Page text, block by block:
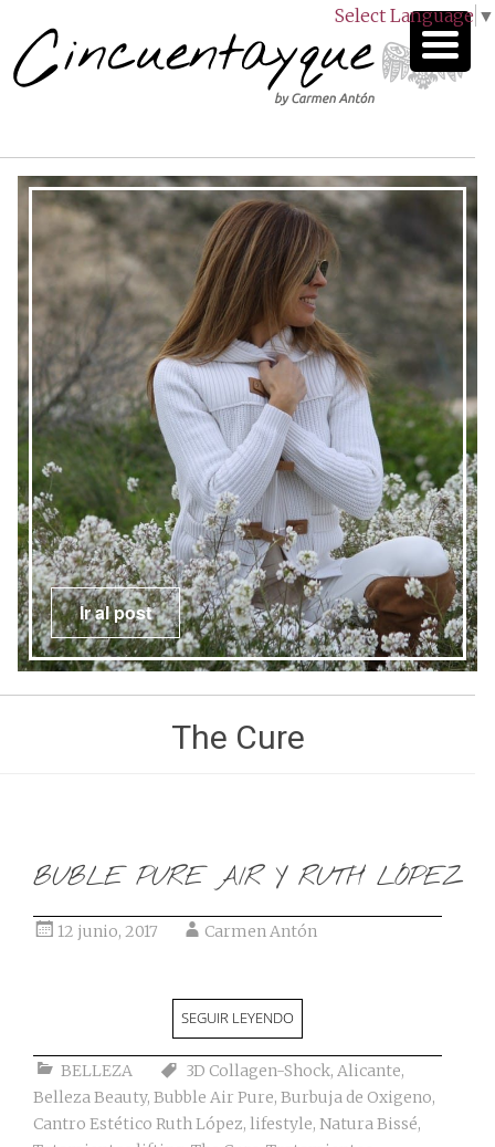
Select Language ▼
Ir al post
The Cure
BUBLE PURE AIR Y RUTH LÓPEZ
12 junio, 2017 Carmen Antón
SEGUIR LEYENDO
BELLEZA 3D Collagen-Shock, Alicante,
Belleza Beauty, Bubble Air Pure, Burbuja de Oxigeno,
Cantro Estético Ruth López, lifestyle, Natura Bissé,